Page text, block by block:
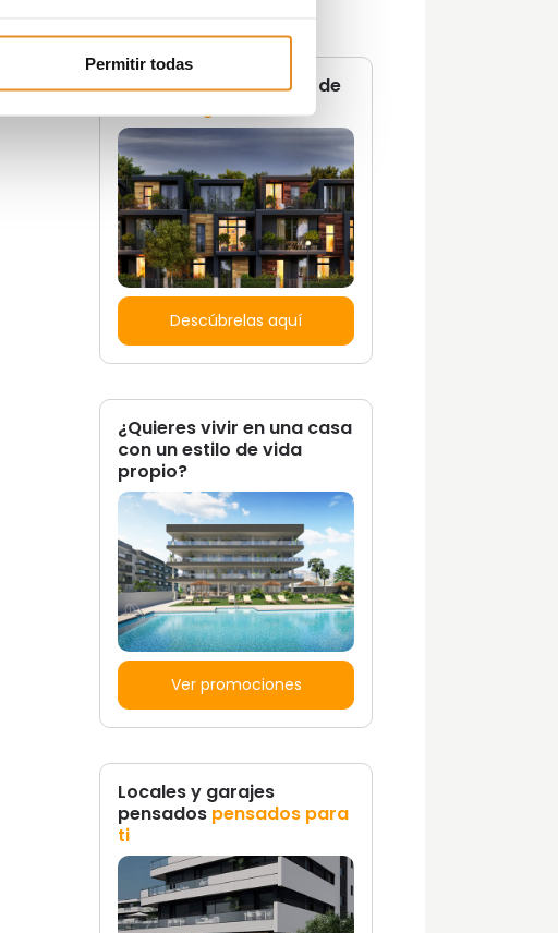
Permitir todas
Zonas Comunes
No te pierdas ninguna de
Descúbrelas aquí
¿Quieres vivir en una casa
con un estilo de vida
propio?
Ver promociones
Locales y garajes
pensados pensados para
ti